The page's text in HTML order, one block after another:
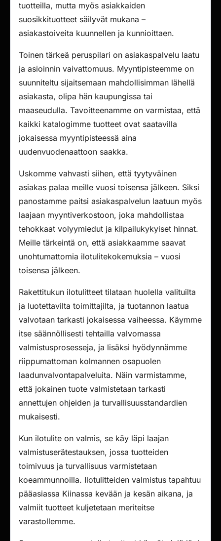
tuotteilla, mutta myös asiakkaiden
suosikkituotteet säilyvät mukana –
asiakastoiveita kuunnellen ja kunnioittaen.
Toinen tärkeä peruspilari on asiakaspalvelu laatu
ja asioinnin vaivattomuus. Myyntipisteemme on
suunniteltu sijaitsemaan mahdollisimman lähellä
asiakasta, olipa hän kaupungissa tai
maaseudulla. Tavoitteenamme on varmistaa, että
kaikki katalogimme tuotteet ovat saatavilla
jokaisessa myyntipisteessä aina
uudenvuodenaattoon saakka.
Uskomme vahvasti siihen, että tyytyväinen
asiakas palaa meille vuosi toisensa jälkeen. Siksi
panostamme paitsi asiakaspalvelun laatuun myös
laajaan myyntiverkostoon, joka mahdollistaa
tehokkaat volyymiedut ja kilpailukykyiset hinnat.
Meille tärkeintä on, että asiakkaamme saavat
unohtumattomia ilotulitekokemuksia – vuosi
toisensa jälkeen.
Rakettitukun ilotulitteet tilataan huolella valituilta
ja luotettavilta toimittajilta, ja tuotannon laatua
valvotaan tarkasti jokaisessa vaiheessa. Käymme
itse säännöllisesti tehtailla valvomassa
valmistusprosesseja, ja lisäksi hyödynnämme
riippumattoman kolmannen osapuolen
laadunvalvontapalveluita. Näin varmistamme,
että jokainen tuote valmistetaan tarkasti
annettujen ohjeiden ja turvallisuusstandardien
mukaisesti.
Kun ilotulite on valmis, se käy läpi laajan
valmistuserätestauksen, jossa tuotteiden
toimivuus ja turvallisuus varmistetaan
koeammunnoilla. Ilotulitteiden valmistus tapahtuu
pääasiassa Kiinassa kevään ja kesän aikana, ja
valmiit tuotteet kuljetetaan meriteitse
varastollemme.